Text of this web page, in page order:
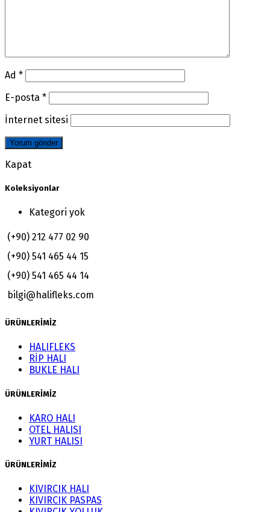
Ad *
E-posta *
İnternet sitesi
Kapat
Koleksiyonlar
Kategori yok
(+90) 212 477 02 90
(+90) 541 465 44 15
(+90) 541 465 44 14
bilgi@halifleks.com
ÜRÜNLERİMİZ
HALIFLEKS
RİP HALI
BUKLE HALI
ÜRÜNLERİMİZ
KARO HALI
OTEL HALISI
YURT HALISI
ÜRÜNLERİMİZ
KIVIRCIK HALI
KIVIRCIK PASPAS